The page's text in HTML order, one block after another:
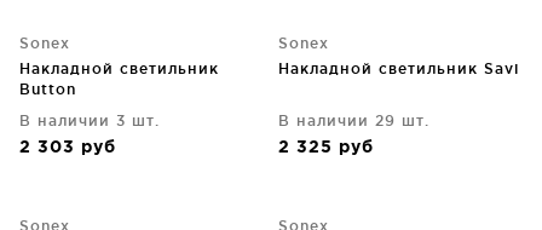
Sonex
Накладной светильник
Button
В наличии 3 шт.
2 303 руб
Sonex
Накладной светильник Savi
В наличии 29 шт.
2 325 руб
Sonex
Sonex